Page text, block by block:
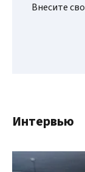
Внесите
Интервью